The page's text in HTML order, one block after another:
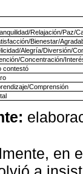
Relajación/Paz/
Bienestar/
Alegría/Diversión/
Concentración/
contestó
Comprensión
en